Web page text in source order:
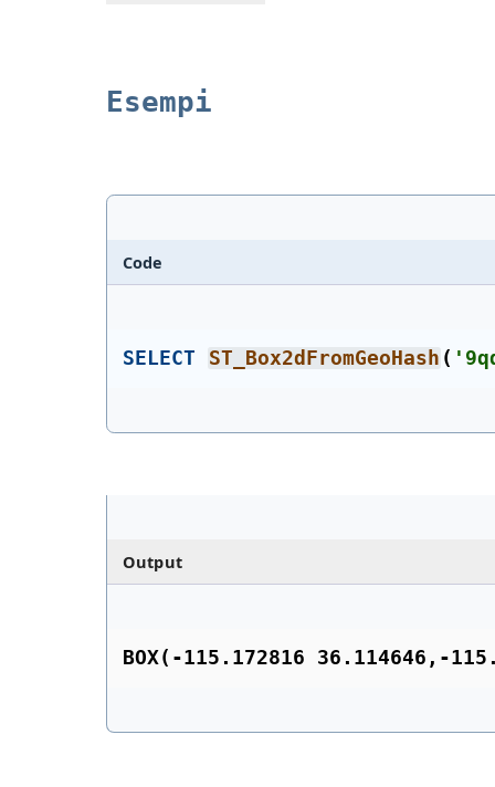
Esempi
Code
SELECT ST_Box2dFromGeoHash (
Output
BOX(-115.172816 36.114646,-